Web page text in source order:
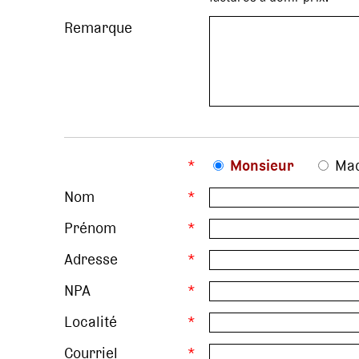
Remarque
* Monsieur
Nom
*
Prénom
*
Adresse
*
NPA
*
Localité
*
Courriel
*